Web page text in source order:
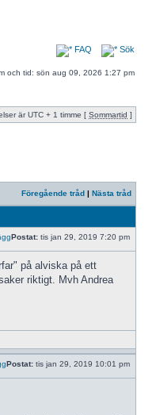
FAQ Sök
och tid: sön aug 09, 2026 1:27 pm
är UTC + 1 timme [ Sommartid ]
Föregående tråd | Nästa tråd
Postat: tis jan 29, 2019 7:20 pm
på alviska på ett
riktigt. Mvh Andrea
Postat: tis jan 29, 2019 10:01 pm